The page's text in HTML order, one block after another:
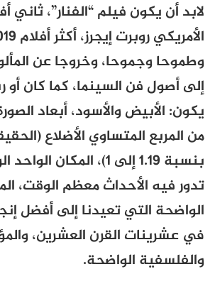
لابد أن يكون فيلم “الفنار”، ثاني
وطموحا وجموحا، وخروجا عن
إلى أصول فن السينما، كما كان أو
يكون: الأبيض والأسود، أبعاد
من المربع المتساوي الأضلاع
بنسبة 1.19 إلى 1)، المكان
تدور فيه الأحداث معظم الوقت،
الواضحة التي تعيدنا إلى أفضل
في عشرينات القرن العشرين،
والفلسفية الواضحة.